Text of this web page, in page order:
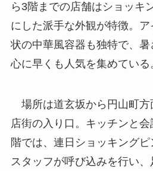
ら3階までの店舗はショッキ
にした派手な外観が特徴。
状の中華風容器も独特で、
心に早くも人気を集めている
場所は道玄坂から円山町方
店街の入り口。キッチンと
階では、連日ショッキング
スタッフが呼び込みを行い